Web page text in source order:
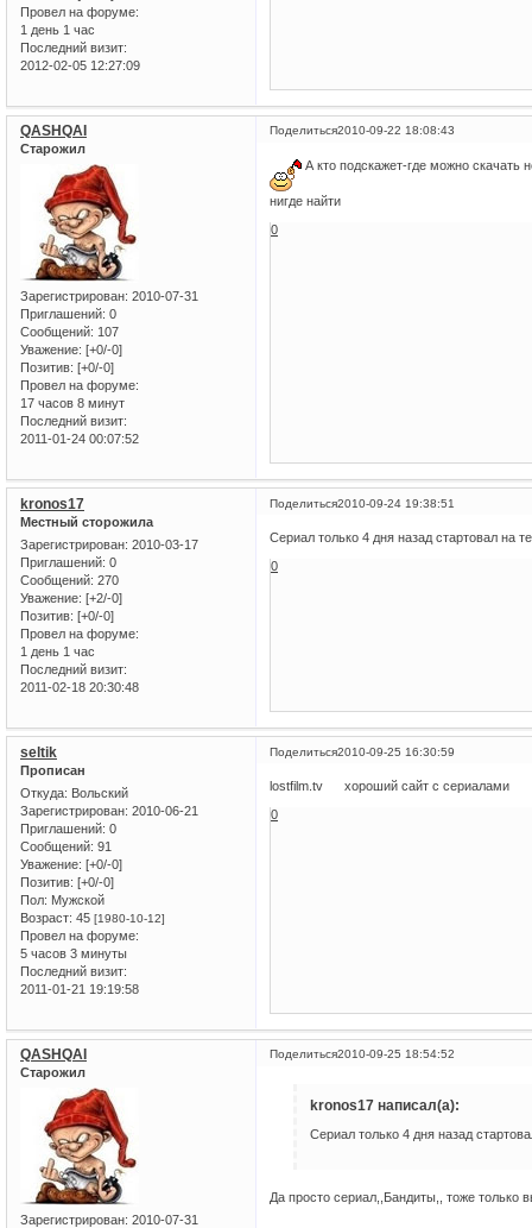
Провел на форуме:
1 день 1 час
Последний визит:
2012-02-05 12:27:09
Поделиться2010-09-22 18:08:43
QASHQAI
Старожил
Зарегистрирован: 2010-07-31
Приглашений: 0
Сообщений: 107
Уважение: [+0/-0]
Позитив: [+0/-0]
Провел на форуме:
17 часов 8 минут
Последний визит:
2011-01-24 00:07:52
А кто подскажет-где можно скачать
нигде найти
0
Поделиться2010-09-24 19:38:51
kronos17
Местный сторожила
Зарегистрирован: 2010-03-17
Приглашений: 0
Сообщений: 270
Уважение: [+2/-0]
Позитив: [+0/-0]
Провел на форуме:
1 день 1 час
Последний визит:
2011-02-18 20:30:48
Сериал только 4 дня назад стартовал на
0
Поделиться2010-09-25 16:30:59
seltik
Прописан
Откуда: Вольский
Зарегистрирован: 2010-06-21
Приглашений: 0
Сообщений: 91
Уважение: [+0/-0]
Позитив: [+0/-0]
Пол: Мужской
Возраст: 45 [1980-10-12]
Провел на форуме:
5 часов 3 минуты
Последний визит:
2011-01-21 19:19:58
lostfilm.tv хороший сайт с сериалами
0
Поделиться2010-09-25 18:54:52
QASHQAI
Старожил
Зарегистрирован: 2010-07-31
kronos17 написал(а):
Сериал только 4 дня назад
Да просто сериал,,Бандиты,, тоже только